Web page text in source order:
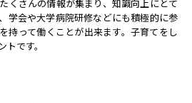
くさんの情報が集まり、知識向上にとて
学会や大学病院研修などにも積極的に参
持って働くことが出来ます。子育てをし
です。